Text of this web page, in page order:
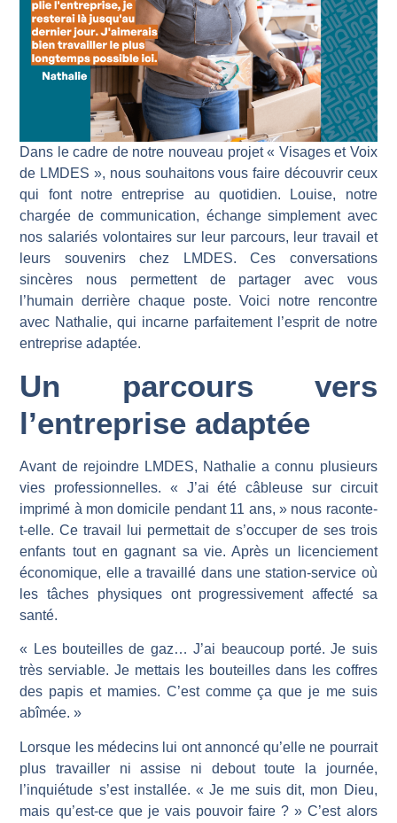
Dans le cadre de notre nouveau projet « Visages et Voix
de LMDES », nous souhaitons vous faire découvrir ceux
qui font notre entreprise au quotidien. Louise, notre
chargée de communication, échange simplement avec
nos salariés volontaires sur leur parcours, leur travail et
leurs souvenirs chez LMDES. Ces conversations
sincères nous permettent de partager avec vous
l’humain derrière chaque poste. Voici notre rencontre
avec Nathalie, qui incarne parfaitement l’esprit de notre
entreprise adaptée.
Un parcours vers
l’entreprise adaptée
Avant de rejoindre LMDES, Nathalie a connu plusieurs
vies professionnelles. « J’ai été câbleuse sur circuit
imprimé à mon domicile pendant 11 ans, » nous raconte-
t-elle. Ce travail lui permettait de s’occuper de ses trois
enfants tout en gagnant sa vie. Après un licenciement
économique, elle a travaillé dans une station-service où
les tâches physiques ont progressivement affecté sa
santé.
« Les bouteilles de gaz… J’ai beaucoup porté. Je suis
très serviable. Je mettais les bouteilles dans les coffres
des papis et mamies. C’est comme ça que je me suis
abîmée. »
Lorsque les médecins lui ont annoncé qu’elle ne pourrait
plus travailler ni assise ni debout toute la journée,
l’inquiétude s’est installée. « Je me suis dit, mon Dieu,
mais qu’est-ce que je vais pouvoir faire ? » C’est alors